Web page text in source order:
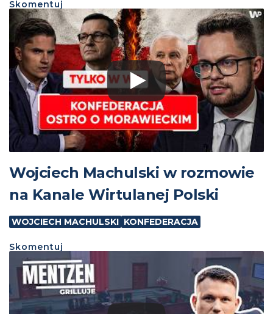
Skomentuj
Wojciech Machulski w rozmowie
na Kanale Wirtulanej Polski
WOJCIECH MACHULSKI KONFEDERACJA
Skomentuj